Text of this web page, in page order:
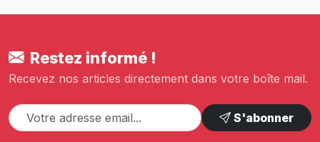
Restez informé !
Recevez nos articles directement dans votre boîte mail.
S'abonner